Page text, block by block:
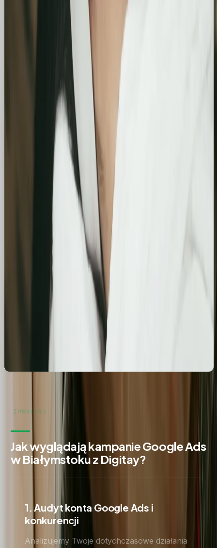
Skokowy wzrost widoczności organicznej:
Zwiększenie kliknięć z Google o 739%
Podsumowanie działań SEO za jeden bardzo mocny
miesiąc. Strona zanotowała kilkukrotny wzrost w
liczbie kliknięć i wyświetleń, potwierdzając
skuteczność wprowadzonych poprawek
technicznych i treściowych.
Optymalizacja wizytówki Google i pozycjonowanie
lokalne salonu Bling&Bliss
Szczegółowa optymalizacja wizytówki Google
Business Profile dla gabinetu piercingu i zabiegów
estetycznych z ukierunkowaniem na kluczowe frazy
Profesjonalny profil Google i pozycjonowanie lokalne
salonu kosmetologicznego
Zbudowanie i optymalizacja wizytówki Google dla
gabinetu kosmetologicznego Rosanna. Pełne
profilami społecznościowymi i stroną www.
Jak wyglądają kampanie Google Ads
w Białymstoku z Digitay?
1. Audyt konta Google Ads i
konkurencji
Analizujemy Twoje dotychczasowe działania